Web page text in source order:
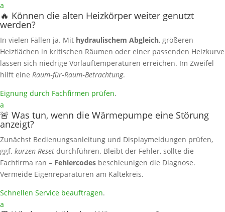
a
🔥 Können die alten Heizkörper weiter genutzt
werden?
In vielen Fällen ja. Mit hydraulischem Abgleich, größeren
Heizflächen in kritischen Räumen oder einer passenden Heizkurve
lassen sich niedrige Vorlauftemperaturen erreichen. Im Zweifel
hilft eine Raum‑für‑Raum‑Betrachtung.
Eignung durch Fachfirmen prüfen.
a
🚨 Was tun, wenn die Wärmepumpe eine Störung
anzeigt?
Zunächst Bedienungsanleitung und Displaymeldungen prüfen,
ggf. kurzen Reset durchführen. Bleibt der Fehler, sollte die
Fachfirma ran – Fehlercodes beschleunigen die Diagnose.
Vermeide Eigenreparaturen am Kältekreis.
Schnellen Service beauftragen.
a